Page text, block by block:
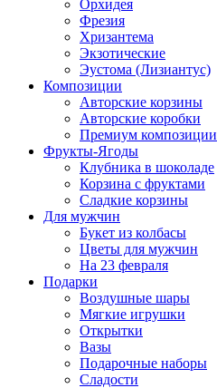
Орхидея
Фрезия
Хризантема
Экзотические
Эустома (Лизиантус)
Композиции
Авторские корзины
Авторские коробки
Премиум композиции
Фрукты-Ягоды
Клубника в шоколаде
Корзина с фруктами
Сладкие корзины
Для мужчин
Букет из колбасы
Цветы для мужчин
На 23 февраля
Подарки
Воздушные шары
Мягкие игрушки
Открытки
Вазы
Подарочные наборы
Сладости